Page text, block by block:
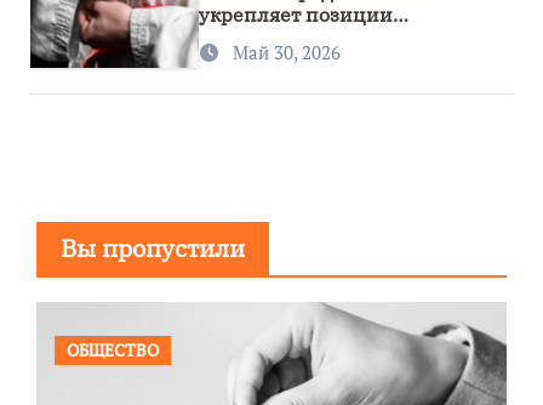
укрепляет позиции
спортивного региона
Май 30, 2026
Вы пропустили
ОБЩЕСТВО